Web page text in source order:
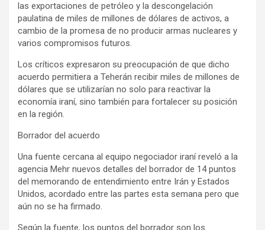
las exportaciones de petróleo y la descongelación
paulatina de miles de millones de dólares de activos, a
cambio de la promesa de no producir armas nucleares y
varios compromisos futuros.
Los críticos expresaron su preocupación de que dicho
acuerdo permitiera a Teherán recibir miles de millones de
dólares que se utilizarían no solo para reactivar la
economía iraní, sino también para fortalecer su posición
en la región.
Borrador del acuerdo
Una fuente cercana al equipo negociador iraní reveló a la
agencia Mehr nuevos detalles del borrador de 14 puntos
del memorando de entendimiento entre Irán y Estados
Unidos, acordado entre las partes esta semana pero que
aún no se ha firmado.
Según la fuente, los puntos del borrador son los